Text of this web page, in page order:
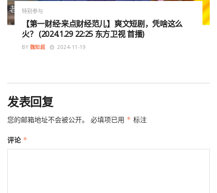
特别参与
【第一财经·来点财经范儿】爽文短剧，凭啥这么
火？ (2024.1.29 22:25 东方卫视 首播)
BY 魏知超 2024-11-19
发表回复
您的邮箱地址不会被公开。 必填项已用 * 标注
评论 *